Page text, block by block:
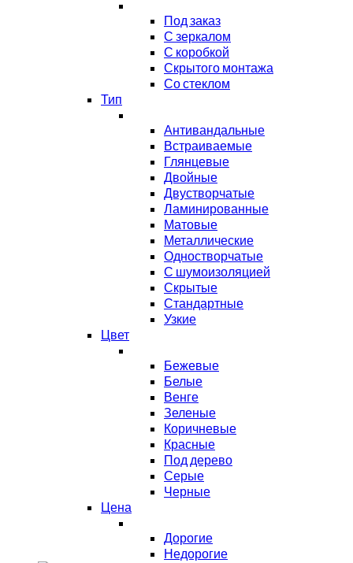
Под заказ
С зеркалом
С коробкой
Скрытого монтажа
Со стеклом
Тип
Антивандальные
Встраиваемые
Глянцевые
Двойные
Двустворчатые
Ламинированные
Матовые
Металлические
Одностворчатые
С шумоизоляцией
Скрытые
Стандартные
Узкие
Цвет
Бежевые
Белые
Венге
Зеленые
Коричневые
Красные
Под дерево
Серые
Черные
Цена
Дорогие
Недорогие